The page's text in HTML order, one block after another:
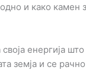
и како
енергија
и се